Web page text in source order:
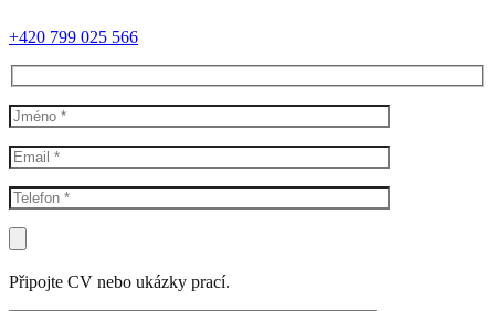
+420 799 025 566
Připojte CV nebo ukázky prací.